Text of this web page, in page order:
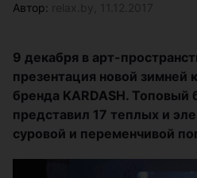
Автор:
9 декабря в арт-
презентация новой зимней
бренда KARDASH. Топовый
представил 17 теплых и
суровой и переменчивой